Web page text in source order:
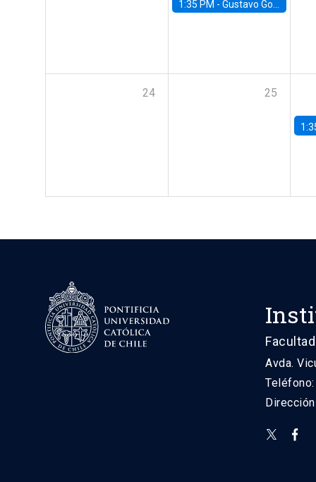
1:35 PM - Gustavo González, Banco Central de Chile
24 25
Avda.